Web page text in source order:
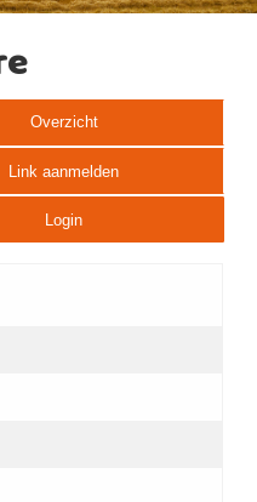
Overzicht
Link aanmelden
Login